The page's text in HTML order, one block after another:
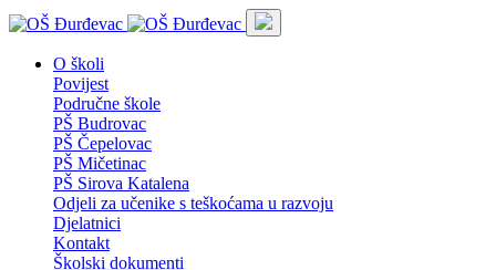
O školi
Povijest
Područne škole
PŠ Budrovac
PŠ Čepelovac
PŠ Mičetinac
PŠ Sirova Katalena
Odjeli za učenike s teškoćama u razvoju
Djelatnici
Kontakt
Školski dokumenti